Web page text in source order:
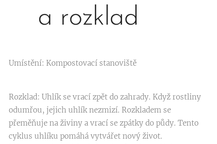
a rozklad
Umístění: Kompostovací stanoviště
Rozklad: Uhlík se vrací zpět do zahrady. Když rostliny
odumřou, jejich uhlík nezmizí. Rozkladem se
přeměňuje na živiny a vrací se zpátky do půdy. Tento
cyklus uhlíku pomáhá vytvářet nový život.